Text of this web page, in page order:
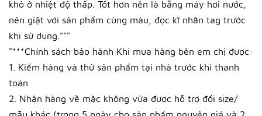
khô ở nhiệt độ thấp. Tốt hơn nên là bằng máy hơi nước,
nên giặt với sản phẩm cùng màu, đọc kĩ nhãn tag trước
khi sử dụng."""
"***Chính sách bảo hành Khi mua hàng bên em chị được:
1. Kiểm hàng và thử sản phẩm tại nhà trước khi thanh
toán
2. Nhận hàng về mặc không vừa được hỗ trợ đổi size/